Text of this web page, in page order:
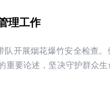
理工作
开展烟花爆竹安全检查
重要论述，坚决守护群众